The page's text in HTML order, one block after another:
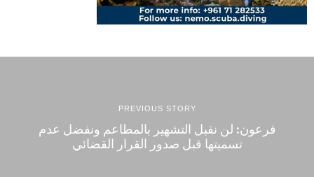
PREVIOUS STORY
فرعون: لن نقبل التشهير بالمطاعم ونفضل عدم
تسميتها قبل صدور القرار القضائي